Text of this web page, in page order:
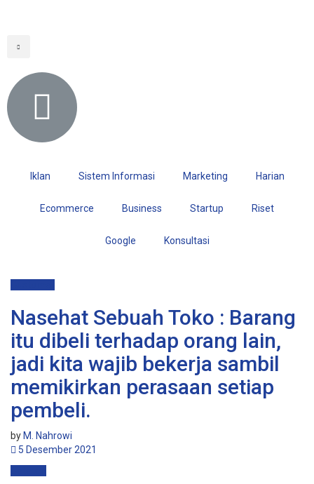
Iklan Sistem Informasi Marketing Harian
Ecommerce Business Startup Riset
Google Konsultasi
Nasehat Sebuah Toko : Barang
itu dibeli terhadap orang lain,
jadi kita wajib bekerja sambil
memikirkan perasaan setiap
pembeli.
by M. Nahrowi
5 Desember 2021